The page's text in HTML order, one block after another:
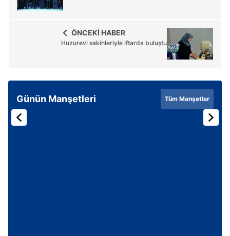
ÖNCEKİ HABER
Huzurevi sakinleriyle iftarda buluştu
Günün Manşetleri Tüm Manşetler